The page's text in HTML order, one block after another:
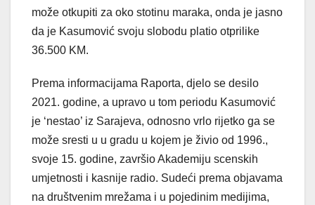
može otkupiti za oko stotinu maraka, onda je jasno
da je Kasumović svoju slobodu platio otprilike
36.500 KM.
Prema informacijama Raporta, djelo se desilo
2021. godine, a upravo u tom periodu Kasumović
je ‘nestao’ iz Sarajeva, odnosno vrlo rijetko ga se
može sresti u u gradu u kojem je živio od 1996.,
svoje 15. godine, završio Akademiju scenskih
umjetnosti i kasnije radio. Sudeći prema objavama
na društvenim mrežama i u pojedinim medijima,